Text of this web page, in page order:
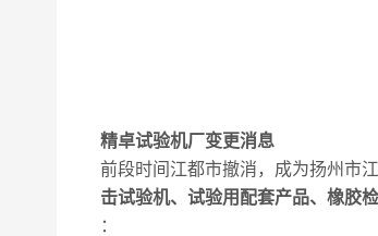
精卓试验机厂变更消息
前段时间江都市撤消，成为扬州市
击试验机、试验用配套产品、橡胶
：